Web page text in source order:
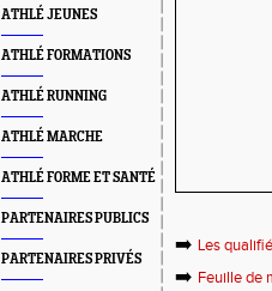
ATHLÉ JEUNES
ATHLÉ FORMATIONS
ATHLÉ RUNNING
ATHLÉ MARCHE
ATHLÉ FORME ET SANTÉ
PARTENAIRES PUBLICS
PARTENAIRES PRIVÉS
➡️ Les
➡️ Feuille de